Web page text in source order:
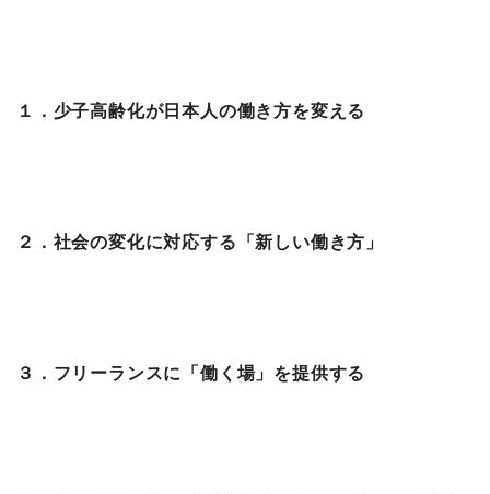
１．少子高齢化が日本人の働き方を変える
２．社会の変化に対応する「新しい働き方」
３．フリーランスに「働く場」を提供する